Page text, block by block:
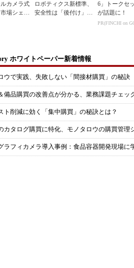
カメラ式
場シェア
ロボティクス新標準、
安全性は「後付け」で
6」トークセ
が話題に！
PR(FINCHI on
ホワイトペーパー新着情報
ウで実践、失敗しない「間接材購買」の秘訣
備品購買の改善点が分かる、業務課題チェッ
ト削減に効く「集中購買」の秘訣とは？
カタログ購買に特化、モノタロウの購買管理
ラフィカメラ導入事例：食品容器開発現場に